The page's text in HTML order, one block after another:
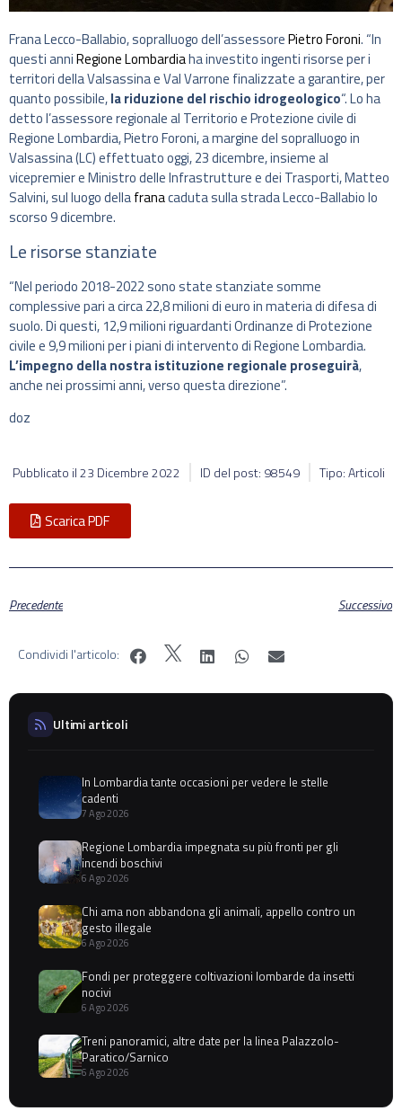
Frana Lecco-Ballabio, sopralluogo dell’assessorePietro Foroni. “In
questi anniRegione Lombardiaha investito ingenti risorse per i
territori della Valsassina e Val Varrone finalizzate a garantire, per
quanto possibile,la riduzione del rischio idrogeologico“. Lo ha
detto l’assessore regionale al Territorio e Protezione civile di
Regione Lombardia, Pietro Foroni, a margine del sopralluogo in
Valsassina (LC) effettuato oggi, 23 dicembre, insieme al
vicepremier e Ministro delle Infrastrutture e dei Trasporti, Matteo
Salvini, sul luogo dellafranacaduta sulla strada Lecco-Ballabio lo
scorso 9 dicembre.
Le risorse stanziate
“Nel periodo 2018-2022 sono state stanziate somme
complessive pari a circa 22,8 milioni di euro in materia di difesa di
suolo. Di questi, 12,9 milioni riguardanti Ordinanze di Protezione
civile e 9,9 milioni per i piani di intervento di Regione Lombardia.
L’impegno della nostra istituzione regionale proseguirà,
anche nei prossimi anni, verso questa direzione”.
doz
Pubblicato il23 Dicembre 2022 ID del post: 98549 Tipo: Articoli
Scarica PDF
Precedente Successivo
Condividi l'articolo:
Ultimi articoli
In Lombardia tante occasioni per vedere le stelle
cadenti
7 Ago 2026
Regione Lombardia impegnata su più fronti per gli
incendi boschivi
6 Ago 2026
Chi ama non abbandona gli animali, appello contro un
gesto illegale
6 Ago 2026
Fondi per proteggere coltivazioni lombarde da insetti
nocivi
6 Ago 2026
Treni panoramici, altre date per la linea Palazzolo-
Paratico/Sarnico
6 Ago 2026